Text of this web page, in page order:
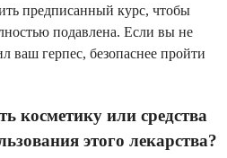
предписанный курс, чтобы
подавлена. Если вы не
ваш герпес, безопаснее пройти
косметику или средства
этого лекарства?